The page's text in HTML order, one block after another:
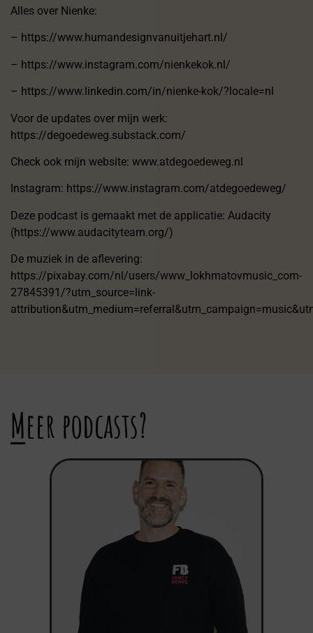
Alles over Nienke:
– https://www.humandesignvanuitjehart.nl/
– ⁠https://www.instagram.com/nienkekok.nl/
– ⁠https://www.linkedin.com/in/nienke-kok/?locale=nl
Voor de updates over mijn werk:
https://degoedeweg.substack.com/
Check ook mijn website: ⁠⁠www.atdegoedeweg.nl⁠⁠
Instagram: ⁠⁠https://www.instagram.com/atdegoedeweg/⁠⁠
Deze podcast is gemaakt met de applicatie: Audacity
(⁠⁠https://www.audacityteam.org/⁠⁠)
De muziek in de aflevering:
https://pixabay.com/nl/users/www_lokhmatovmusic_com-
27845391/?utm_source=link-
Meer podcasts?